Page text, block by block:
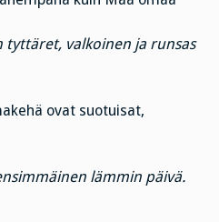
tyttäret, valkoinen ja runsas
ovat suotuisat,
lämmin päivä.